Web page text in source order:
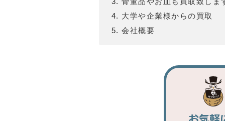
大学や企業様からの買取
会社概要